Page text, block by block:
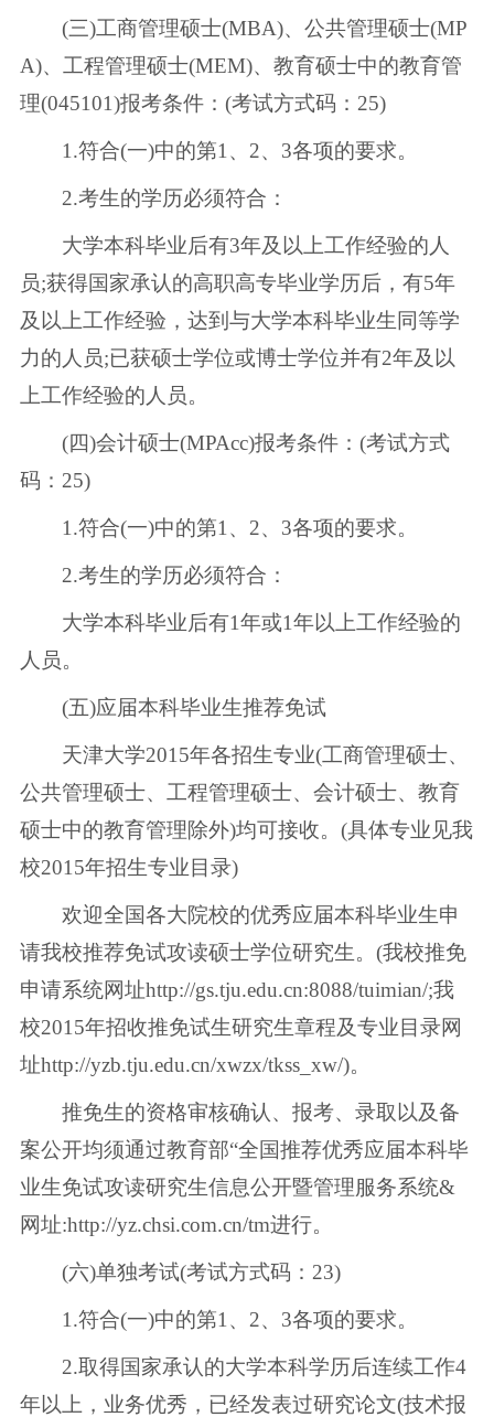
(三)工商管理硕士(MBA)、公共管理硕士(MP
A)、工程管理硕士(MEM)、教育硕士中的教育管
理(045101)报考条件：(考试方式码：25)
1.符合(一)中的第1、2、3各项的要求。
2.考生的学历必须符合：
大学本科毕业后有3年及以上工作经验的人
员;获得国家承认的高职高专毕业学历后，有5年
及以上工作经验，达到与大学本科毕业生同等学
力的人员;已获硕士学位或博士学位并有2年及以
上工作经验的人员。
(四)会计硕士(MPAcc)报考条件：(考试方式
码：25)
1.符合(一)中的第1、2、3各项的要求。
2.考生的学历必须符合：
大学本科毕业后有1年或1年以上工作经验的
人员。
(五)应届本科毕业生推荐免试
天津大学2015年各招生专业(工商管理硕士、
公共管理硕士、工程管理硕士、会计硕士、教育
硕士中的教育管理除外)均可接收。(具体专业见我
校2015年招生专业目录)
欢迎全国各大院校的优秀应届本科毕业生申
请我校推荐免试攻读硕士学位研究生。(我校推免
申请系统网址http://gs.tju.edu.cn:8088/tuimian/;我
校2015年招收推免试生研究生章程及专业目录网
址http://yzb.tju.edu.cn/xwzx/tkss_xw/)。
推免生的资格审核确认、报考、录取以及备
案公开均须通过教育部“全国推荐优秀应届本科毕
业生免试攻读研究生信息公开暨管理服务系统&
网址:http://yz.chsi.com.cn/tm进行。
(六)单独考试(考试方式码：23)
1.符合(一)中的第1、2、3各项的要求。
2.取得国家承认的大学本科学历后连续工作4
年以上，业务优秀，已经发表过研究论文(技术报